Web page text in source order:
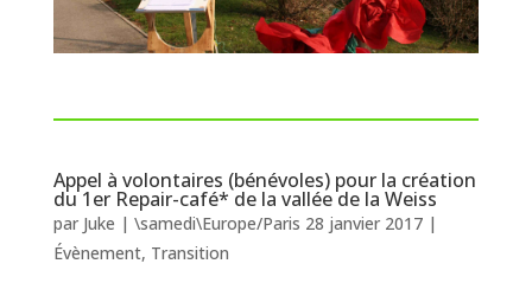
Appel à volontaires (bénévoles) pour la création
du 1er Repair-café* de la vallée de la Weiss
par Juke | \samedi\Europe/Paris 28 janvier 2017|
Évènement, Transition